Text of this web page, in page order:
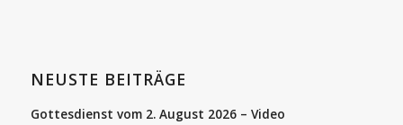
NEUSTE BEITRÄGE
Gottesdienst vom 2. August 2026 – Video